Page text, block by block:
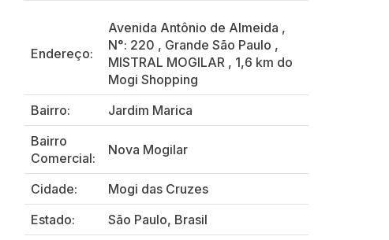
Endereço:
Avenida Antônio de Almeida ,
N°: 220 , Grande São Paulo ,
MISTRAL MOGILAR , 1,6 km do
Mogi Shopping
Bairro:
Jardim Marica
Bairro
Comercial:
Nova Mogilar
Cidade:
Mogi das Cruzes
Estado:
São Paulo, Brasil